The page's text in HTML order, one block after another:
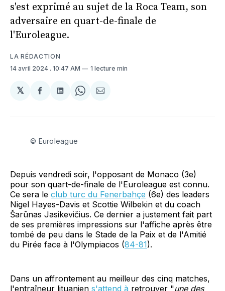
s'est exprimé au sujet de la Roca Team, son
adversaire en quart-de-finale de
l'Euroleague.
LA RÉDACTION
14 avril 2024 . 10:47 AM 1 lecture min
𝕏
Partager
Facebook
Partager
LinkedIn
Share
WhatsApp
Partager
Courriel
© Euroleague
Depuis vendredi soir, l'opposant de Monaco (3e)
pour son quart-de-finale de l'Euroleague est connu.
Ce sera le club turc du Fenerbahçe (6e) des leaders
Nigel Hayes-Davis et Scottie Wilbekin et du coach
Šarūnas Jasikevičius. Ce dernier a justement fait part
de ses premières impressions sur l'affiche après être
tombé de peu dans le Stade de la Paix et de l'Amitié
du Pirée face à l'Olympiacos (84-81).
Dans un affrontement au meilleur des cinq matches,
l'entraîneur lituanien s'attend à retrouver "une des